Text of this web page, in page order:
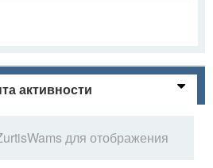
активности
для отображения